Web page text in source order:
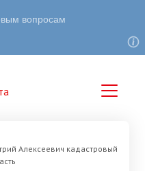
Алексеевич кадастровый